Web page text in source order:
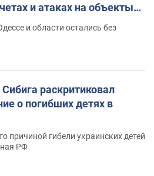
и атаках на объекты
и области остались без
раскритиковал
о погибших детях в
причиной гибели украинских детей
РФ